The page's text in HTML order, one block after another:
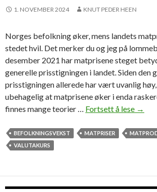
1. NOVEMBER 2024 KNUT PEDER HEEN
Norges befolkning øker, mens landets
stedet hvil. Det merker du og jeg på
desember 2021 har matprisene steget
generelle prisstigningen i landet. Siden den
prisstigningen allerede har vært uvanlig
ubehagelig at matprisene øker i enda
finnes mange teorier … Fortsett å lese O
p
→
BEFOLKNINGSVEKST MATPRISER
VALUTAKURS